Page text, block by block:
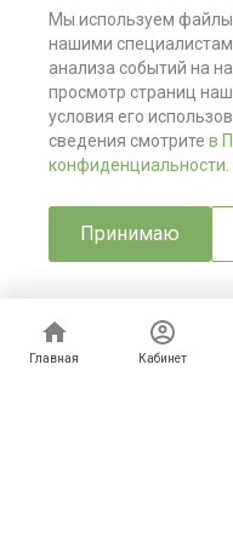
Мы используем
нашими
анализа событий на
просмотр страниц
условия его
сведения смотрите в
конфиденциальности
Принимаю
Главная Кабинет
Главная Кабинет
Мы
© 2026 ТД